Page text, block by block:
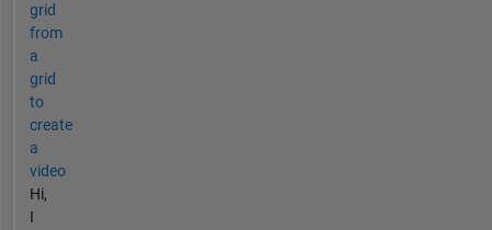
grid
from
a
grid
to
create
a
video
Hi,
I